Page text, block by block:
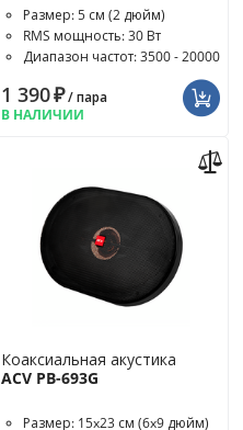
Размер: 5 см (2 дюйм)
RMS мощность: 30 Вт
Диапазон частот: 3500 - 20000
1 390₽/ пара
В НАЛИЧИИ
Коаксиальная акустика
ACV PB-693G
Размер: 15x23 см (6x9 дюйм)